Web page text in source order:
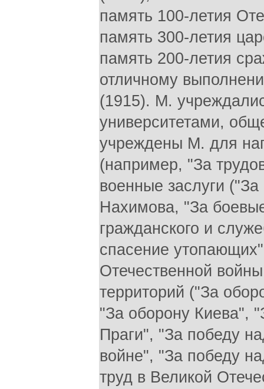
память 100-летия
память 300-летия
память 200-летия
отличному
(1915). М.
университетами,
учреждены М. для
(например, "За
военные заслуги
Нахимова, "За
гражданского и
спасение
Отечественной
территорий ("За
"За оборону Киева",
Праги", "За победу
войне", "За победу
труд в Великой